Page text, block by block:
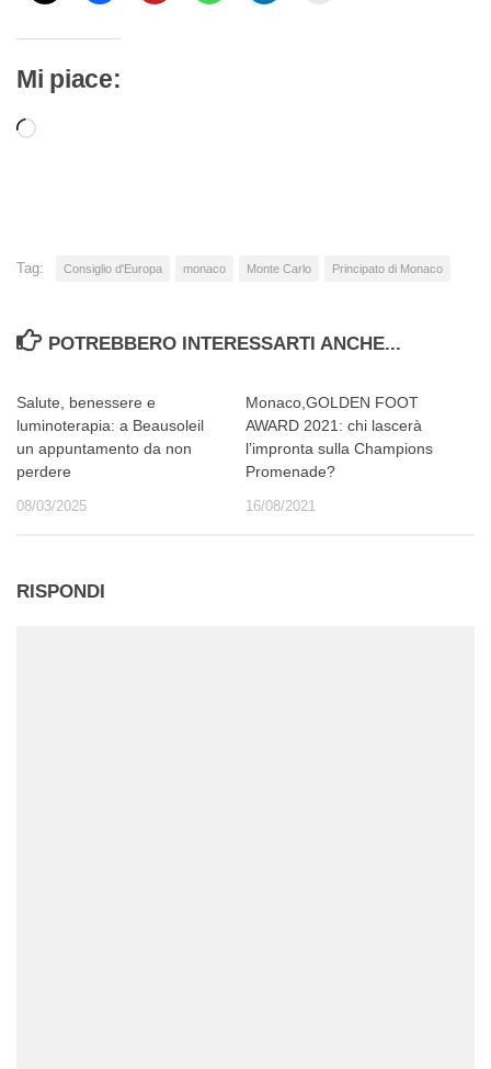
Mi piace:
Caricamento
Tag: Consiglio d'Europa monaco Monte Carlo Principato di Monaco
POTREBBERO INTERESSARTI ANCHE...
Salute, benessere e
luminoterapia: a Beausoleil
un appuntamento da non
perdere
08/03/2025
Monaco,GOLDEN FOOT
AWARD 2021: chi lascerà
l’impronta sulla Champions
Promenade?
16/08/2021
RISPONDI